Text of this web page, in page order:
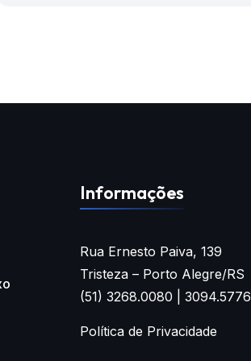
Informações
Rua Ernesto Paiva, 139
Tristeza – Porto Alegre/RS
(51) 3268.0080 | 3094.5776
Política de Privacidade